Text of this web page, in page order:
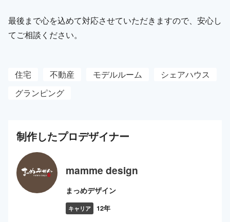
最後まで心を込めて対応させていただきますので、安心し
てご相談ください。
住宅 不動産 モデルルーム
シェアハウス
グランピング
制作したプロデザイナー
mamme design
まっめデザイン
キャリア 12年